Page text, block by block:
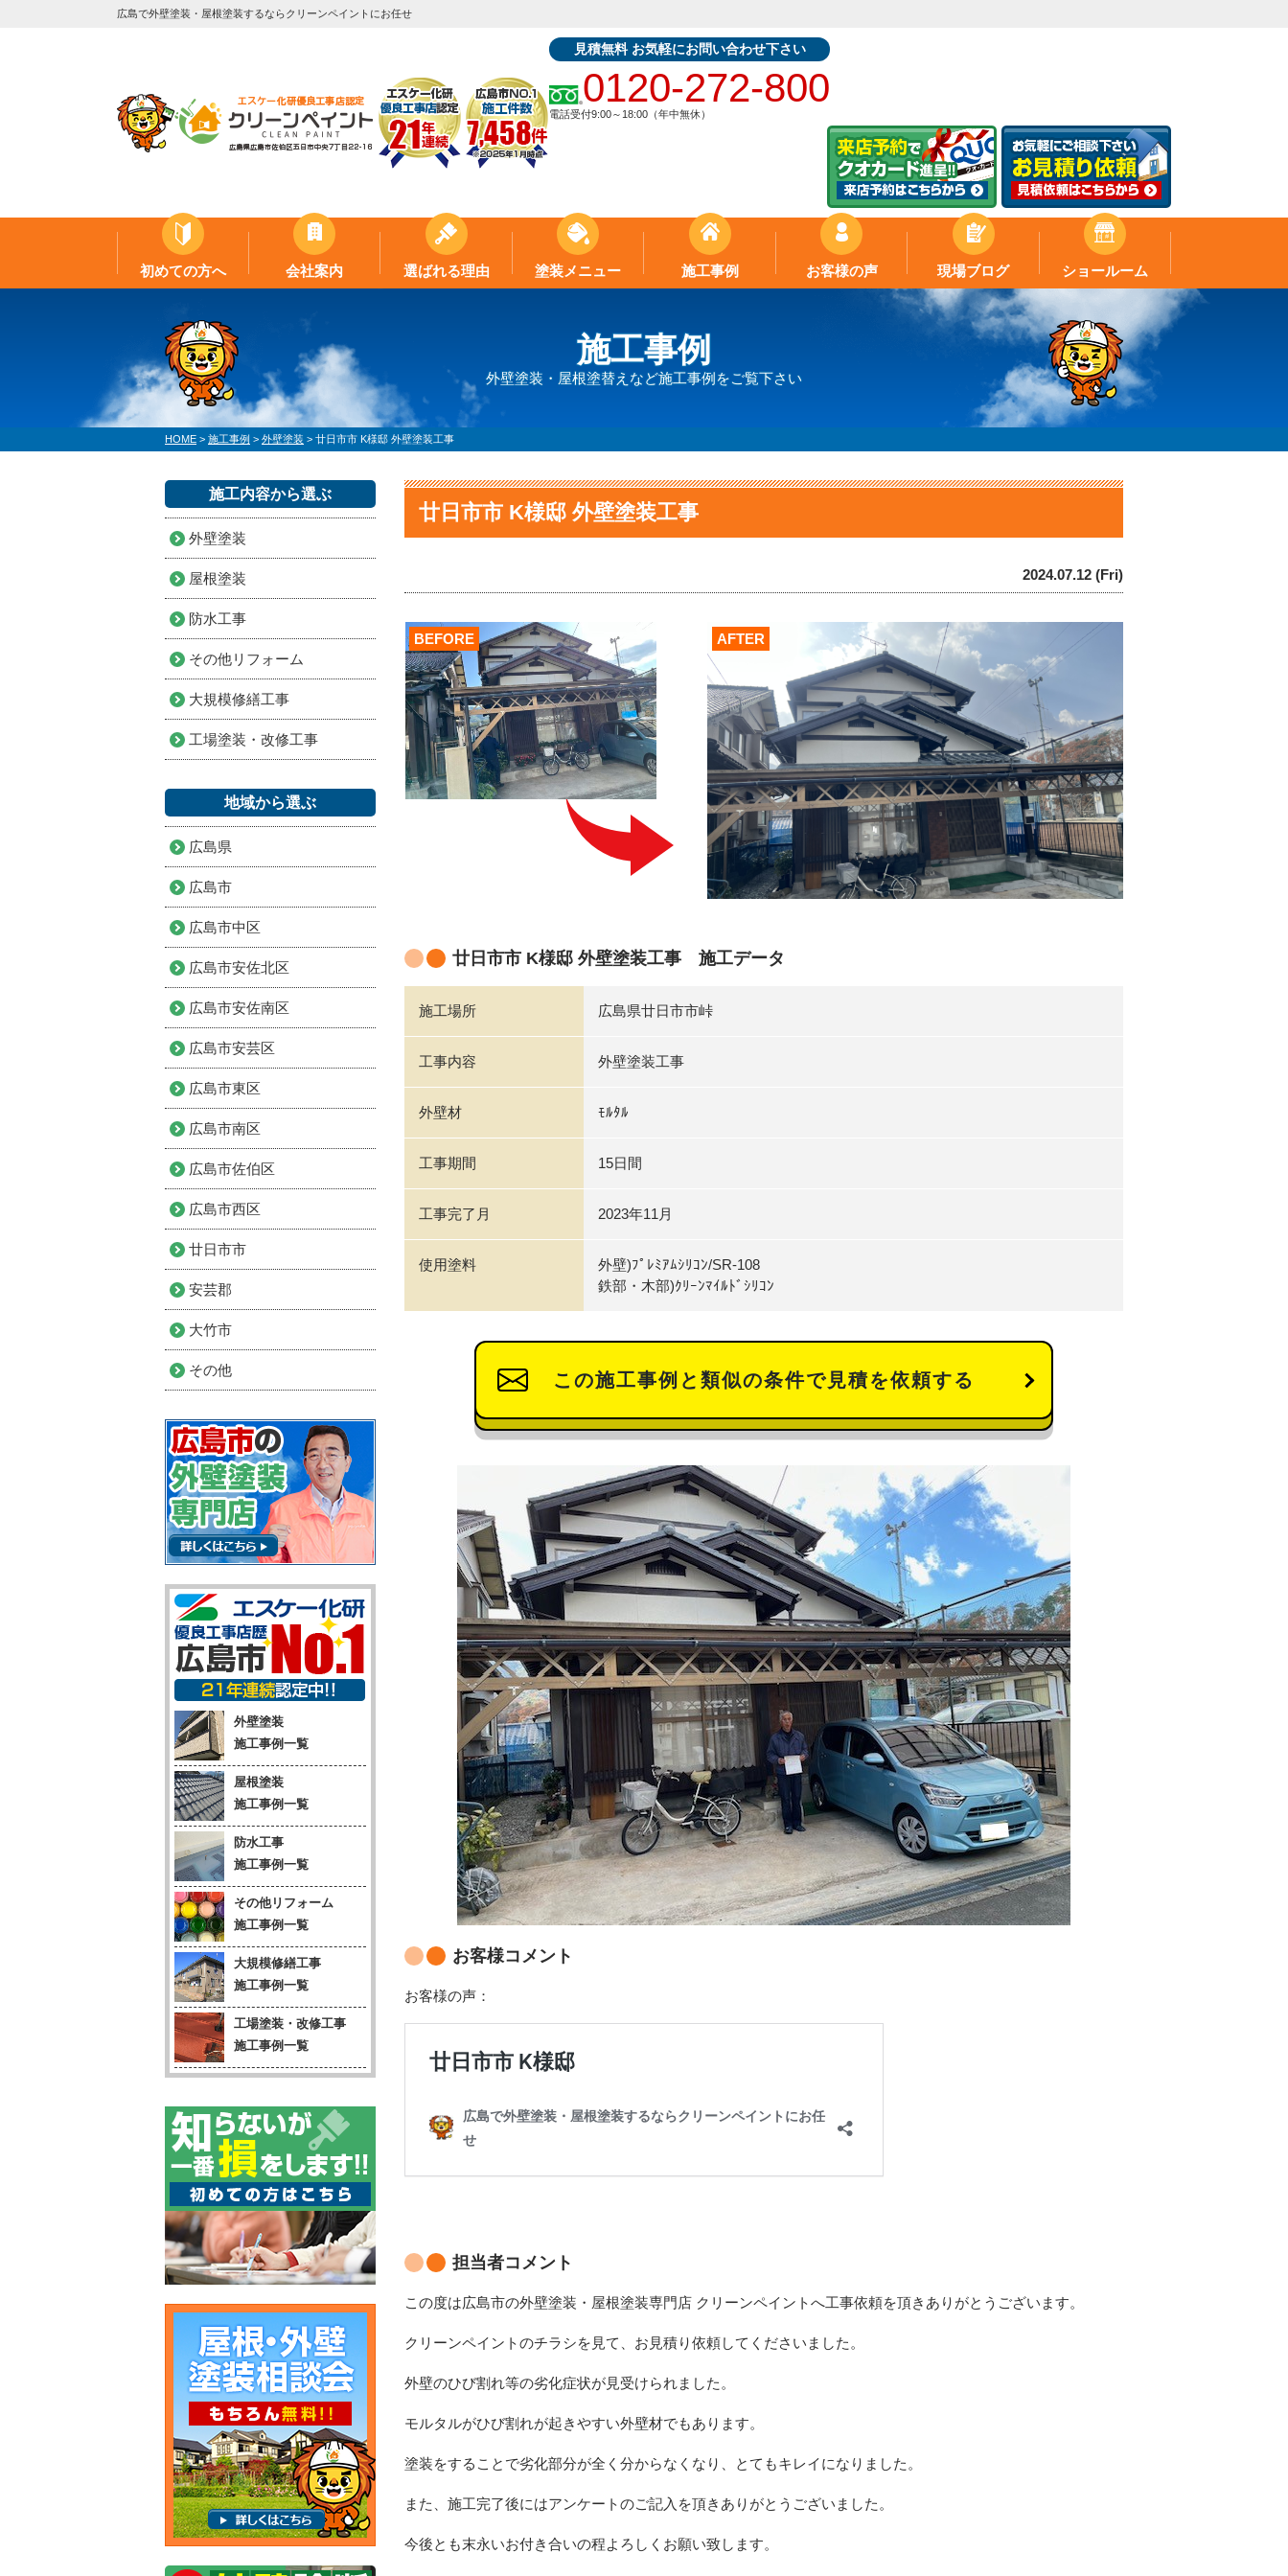
広島で外壁塗装・屋根塗装するならクリーンペイントにお任せ
見積無料 お気軽にお問い合わせ下さい
0120-272-800
電話受付9:00～18:00（年中無休）
初めての方へ 会社案内 選ばれる理由 塗装メニュー 施工事例 お客様の声 現場ブログ ショールーム
施工事例
外壁塗装・屋根塗替えなど施工事例をご覧下さい
HOME > 施工事例 > 外壁塗装 > 廿日市市 K様邸 外壁塗装工事
廿日市市 K様邸 外壁塗装工事
2024.07.12 (Fri)
AFTER
BEFORE
廿日市市 K様邸 外壁塗装工事 施工データ
施工場所 広島県廿日市市峠
工事内容 外壁塗装工事
外壁材 ﾓﾙﾀﾙ
工事期間 15日間
工事完了月 2023年11月
使用塗料
外壁)ﾌﾟﾚﾐｱﾑｼﾘｺﾝ/SR-108
鉄部・木部)ｸﾘｰﾝﾏｲﾙﾄﾞｼﾘｺﾝ
この施工事例と類似の条件で見積を依頼する
お客様コメント
お客様の声：
担当者コメント
この度は広島市の外壁塗装・屋根塗装専門店 クリーンペイントへ工事依頼を頂きありがとうございます。
クリーンペイントのチラシを見て、お見積り依頼してくださいました。
外壁のひび割れ等の劣化症状が見受けられました。
モルタルがひび割れが起きやすい外壁材でもあります。
塗装をすることで劣化部分が全く分からなくなり、とてもキレイになりました。
また、施工完了後にはアンケートのご記入を頂きありがとうございました。
今後とも末永いお付き合いの程よろしくお願い致します。
施工内容から選ぶ
外壁塗装
屋根塗装
防水工事
その他リフォーム
大規模修繕工事
工場塗装・改修工事
地域から選ぶ
広島県
広島市
広島市中区
広島市安佐北区
広島市安佐南区
広島市安芸区
広島市東区
広島市南区
広島市佐伯区
広島市西区
廿日市市
安芸郡
大竹市
その他
外壁塗装
施工事例一覧
屋根塗装
施工事例一覧
防水工事
施工事例一覧
その他リフォーム
施工事例一覧
大規模修繕工事
施工事例一覧
工場塗装・改修工事
施工事例一覧